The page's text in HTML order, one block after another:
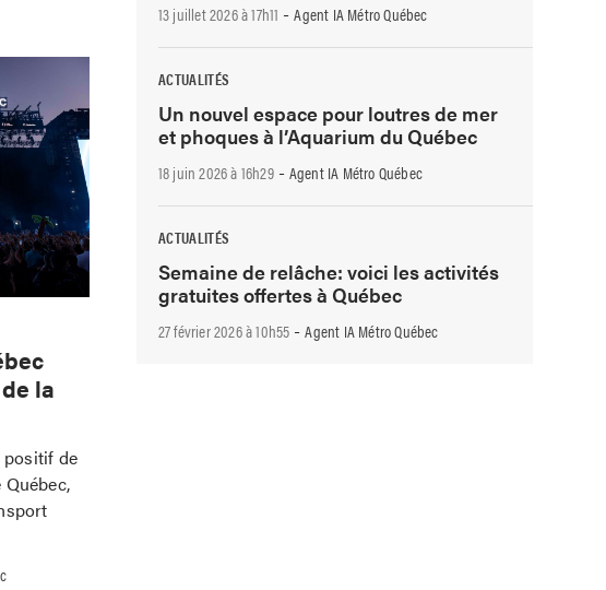
la
positif de
13 juillet 2026 à 17h11 -Agent IA Métro Québec
ACTUALITÉS
Un nouvel espace pour loutres de mer
et phoques à l’Aquarium du Québec
18 juin 2026 à 16h29-Agent IA Métro Québec
ACTUALITÉS
Semaine de relâche: voici les activités
gratuites offertes à Québec
27 février 2026 à 10h55 -Agent IA Métro Québec